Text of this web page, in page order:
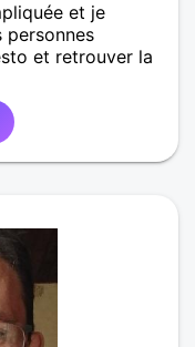
et je
personnes
et retrouver la